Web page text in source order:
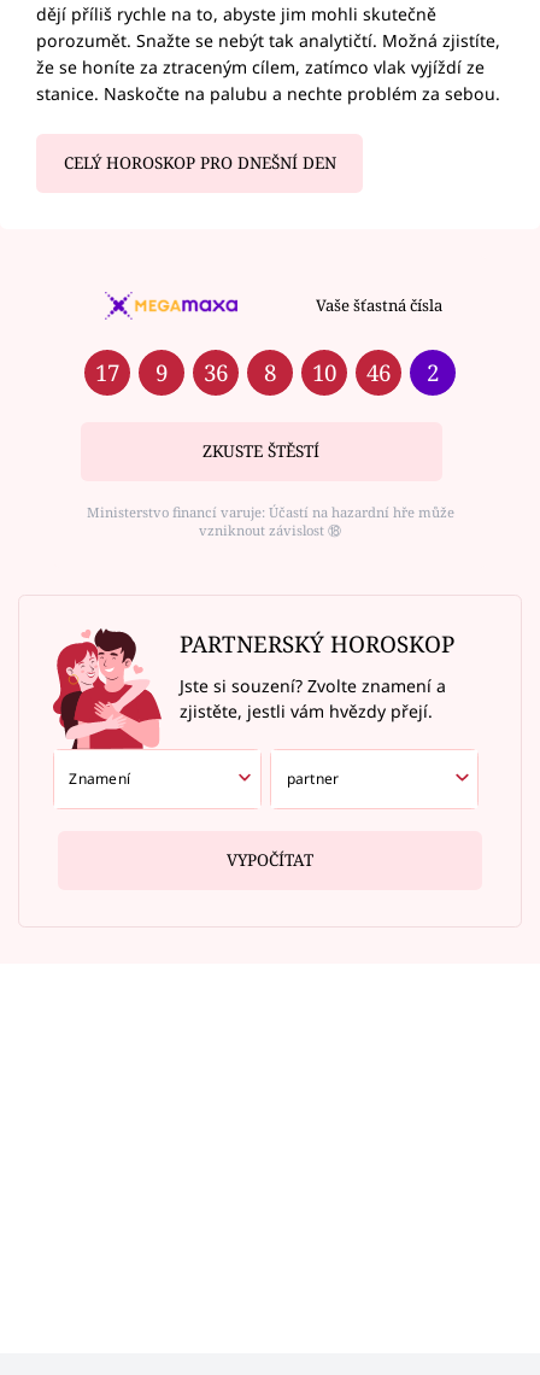
dějí příliš rychle na to, abyste jim mohli skutečně
porozumět. Snažte se nebýt tak analytičtí. Možná zjistíte,
že se honíte za ztraceným cílem, zatímco vlak vyjíždí ze
stanice. Naskočte na palubu a nechte problém za sebou.
CELÝ HOROSKOP PRO DNEŠNÍ DEN
Vaše šťastná čísla
17 9 36 8 10 46 2
ZKUSTE ŠTĚSTÍ
Ministerstvo financí varuje: Účastí na hazardní hře může
vzniknout závislost ⑱
PARTNERSKÝ HOROSKOP
Jste si souzení? Zvolte znamení a
zjistěte, jestli vám hvězdy přejí.
VYPOČÍTAT